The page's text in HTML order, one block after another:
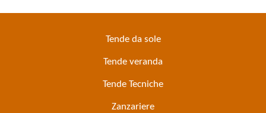
Tende da sole
Tende veranda
Tende Tecniche
Zanzariere